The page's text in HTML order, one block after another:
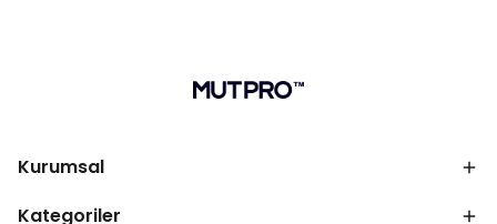
Kurumsal
Kategoriler